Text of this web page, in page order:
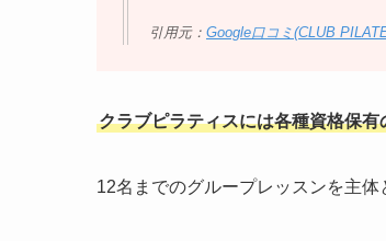
引用元： Google口コミ(CLUB
クラブピラティスには各種資格保
12名までのグループレッスンを主